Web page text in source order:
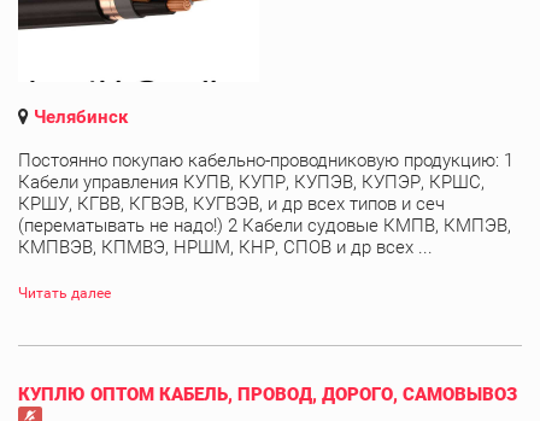
Челябинск
Постоянно покупаю кабельно-проводниковую продукцию: 1
Кабели управления КУПВ, КУПР, КУПЭВ, КУПЭР, КРШС,
КРШУ, КГВВ, КГВЭВ, КУГВЭВ, и др всех типов и сеч
(перематывать не надо!) 2 Кабели судовые КМПВ, КМПЭВ,
КМПВЭВ, КПМВЭ, НРШМ, КНР, СПОВ и др всех ...
Читать далее
КУПЛЮ ОПТОМ КАБЕЛЬ, ПРОВОД, ДОРОГО, САМОВЫВОЗ